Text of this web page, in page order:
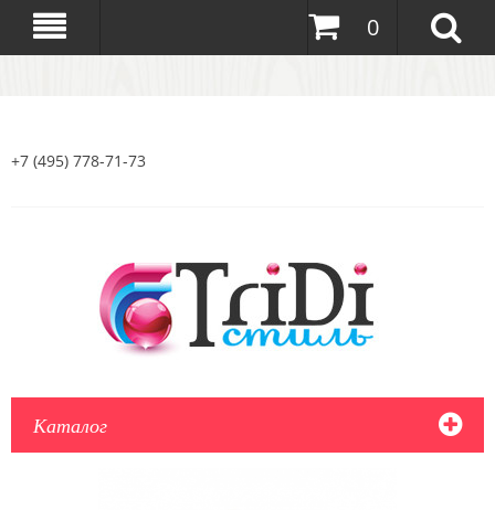
0
+7 (495) 778-71-73
Каталог